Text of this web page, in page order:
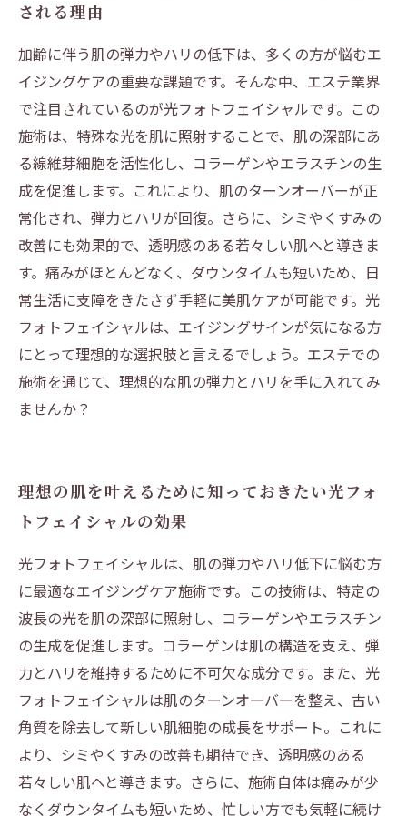
される理由
加齢に伴う肌の弾力やハリの低下は、多くの方が悩むエ
イジングケアの重要な課題です。そんな中、エステ業界
で注目されているのが光フォトフェイシャルです。この
施術は、特殊な光を肌に照射することで、肌の深部にあ
る線維芽細胞を活性化し、コラーゲンやエラスチンの生
成を促進します。これにより、肌のターンオーバーが正
常化され、弾力とハリが回復。さらに、シミやくすみの
改善にも効果的で、透明感のある若々しい肌へと導きま
す。痛みがほとんどなく、ダウンタイムも短いため、日
常生活に支障をきたさず手軽に美肌ケアが可能です。光
フォトフェイシャルは、エイジングサインが気になる方
にとって理想的な選択肢と言えるでしょう。エステでの
施術を通じて、理想的な肌の弾力とハリを手に入れてみ
ませんか？
理想の肌を叶えるために知っておきたい光フォ
トフェイシャルの効果
光フォトフェイシャルは、肌の弾力やハリ低下に悩む方
に最適なエイジングケア施術です。この技術は、特定の
波長の光を肌の深部に照射し、コラーゲンやエラスチン
の生成を促進します。コラーゲンは肌の構造を支え、弾
力とハリを維持するために不可欠な成分です。また、光
フォトフェイシャルは肌のターンオーバーを整え、古い
角質を除去して新しい肌細胞の成長をサポート。これに
より、シミやくすみの改善も期待でき、透明感のある
若々しい肌へと導きます。さらに、施術自体は痛みが少
なくダウンタイムも短いため、忙しい方でも気軽に続け